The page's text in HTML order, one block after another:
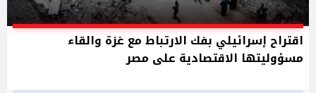
اقتراح إسرائيلي بفك الارتباط مع غزة والقاء
مسؤوليتها الاقتصادية على مصر